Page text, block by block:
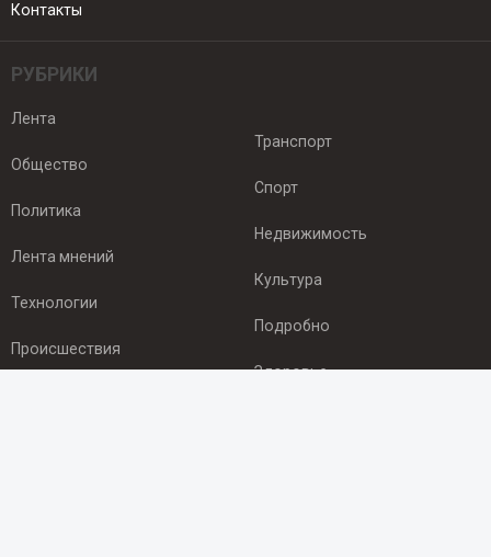
Контакты
РУБРИКИ
Лента
Общество
Политика
Лента мнений
Технологии
Происшествия
Транспорт
Спорт
Недвижимость
Культура
Подробно
Здоровье